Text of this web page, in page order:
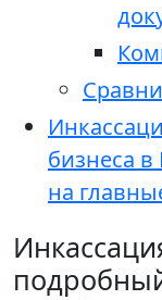
бизнеса
на